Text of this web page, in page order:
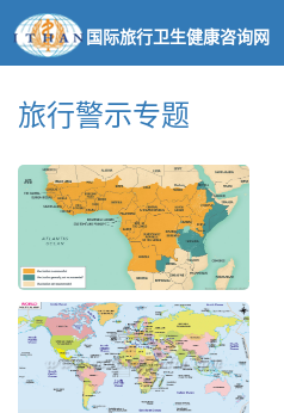
国际旅行卫生健康咨询网
旅行警示专题